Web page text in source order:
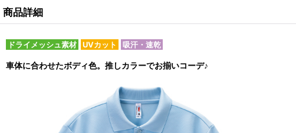
商品詳細
ドライメッシュ素材 UVカット 吸汗・速乾
車体に合わせたボディ色。推しカラーでお揃いコーデ♪